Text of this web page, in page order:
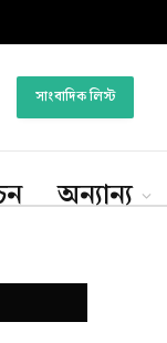
সাংবাদিক লিস্ট
অন্যান্য